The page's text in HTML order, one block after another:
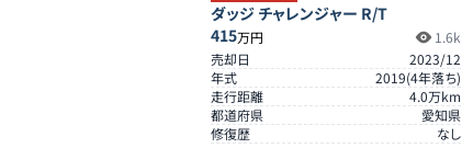
ダッジ チャレンジャー R/T
415万円
1.6k
売却日
2023/12
年式
2019(4年落ち)
走行距離
4.0万km
都道府県
愛知県
修復歴
なし